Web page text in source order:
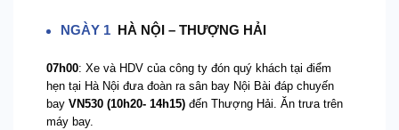
NGÀY 1 HÀ NỘI – THƯỢNG HẢI
07h00: Xe và HDV của công ty đón quý khách tại điểm
hẹn tại Hà Nội đưa đoàn ra sân bay Nội Bài đáp chuyến
bayVN530 (10h20- 14h15) đến Thượng Hải. Ăn trưa trên
máy bay.